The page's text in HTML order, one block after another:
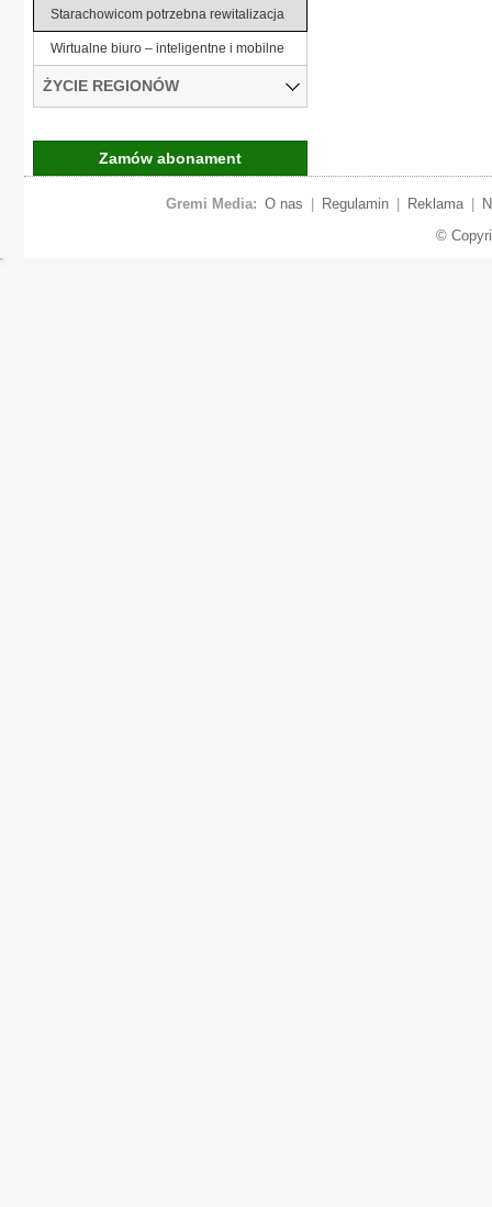
Starachowicom potrzebna rewitalizacja
Wirtualne biuro – inteligentne i mobilne
ŻYCIE REGIONÓW
Zamów abonament
Gremi Media: O nas Regulamin Reklama
©